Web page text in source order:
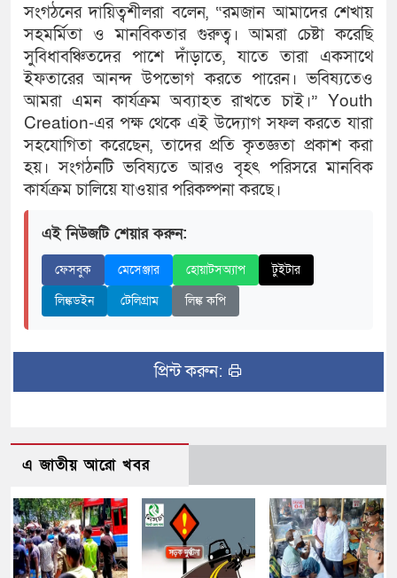
সংগঠনের দায়িত্বশীলরা বলেন, “রমজান আমাদের শেখায়
সহমর্মিতা ও মানবিকতার গুরুত্ব। আমরা চেষ্টা করেছি
সুবিধাবঞ্চিতদের পাশে দাঁড়াতে, যাতে তারা একসাথে
ইফতারের আনন্দ উপভোগ করতে পারেন। ভবিষ্যতেও
আমরা এমন কার্যক্রম অব্যাহত রাখতে চাই।” Youth
Creation-এর পক্ষ থেকে এই উদ্যোগ সফল করতে যারা
সহযোগিতা করেছেন, তাদের প্রতি কৃতজ্ঞতা প্রকাশ করা
হয়। সংগঠনটি ভবিষ্যতে আরও বৃহৎ পরিসরে মানবিক
কার্যক্রম চালিয়ে যাওয়ার পরিকল্পনা করছে।
এই নিউজটি শেয়ার করুন:
ফেসবুক মেসেঞ্জার হোয়াটসঅ্যাপ
টুইটার
লিঙ্কডইন
টেলিগ্রাম লিঙ্ক কপি
প্রিন্ট করুন:
এ জাতীয় আরো খবর